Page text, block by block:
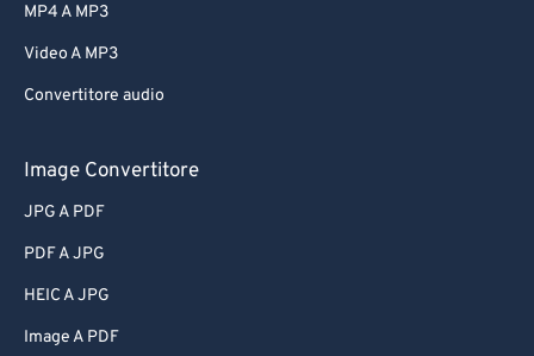
MP4 A MP3
Video A MP3
Convertitore audio
Image Convertitore
JPG A PDF
PDF A JPG
HEIC A JPG
Image A PDF